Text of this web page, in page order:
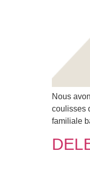
Nous
coulisses
familiale